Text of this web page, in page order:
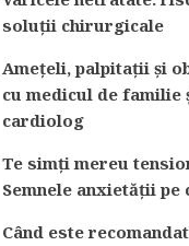
soluții chirurgicale
Amețeli, palpitații și
cu medicul de familie
cardiolog
Te simți mereu
Semnele anxietății
Când este